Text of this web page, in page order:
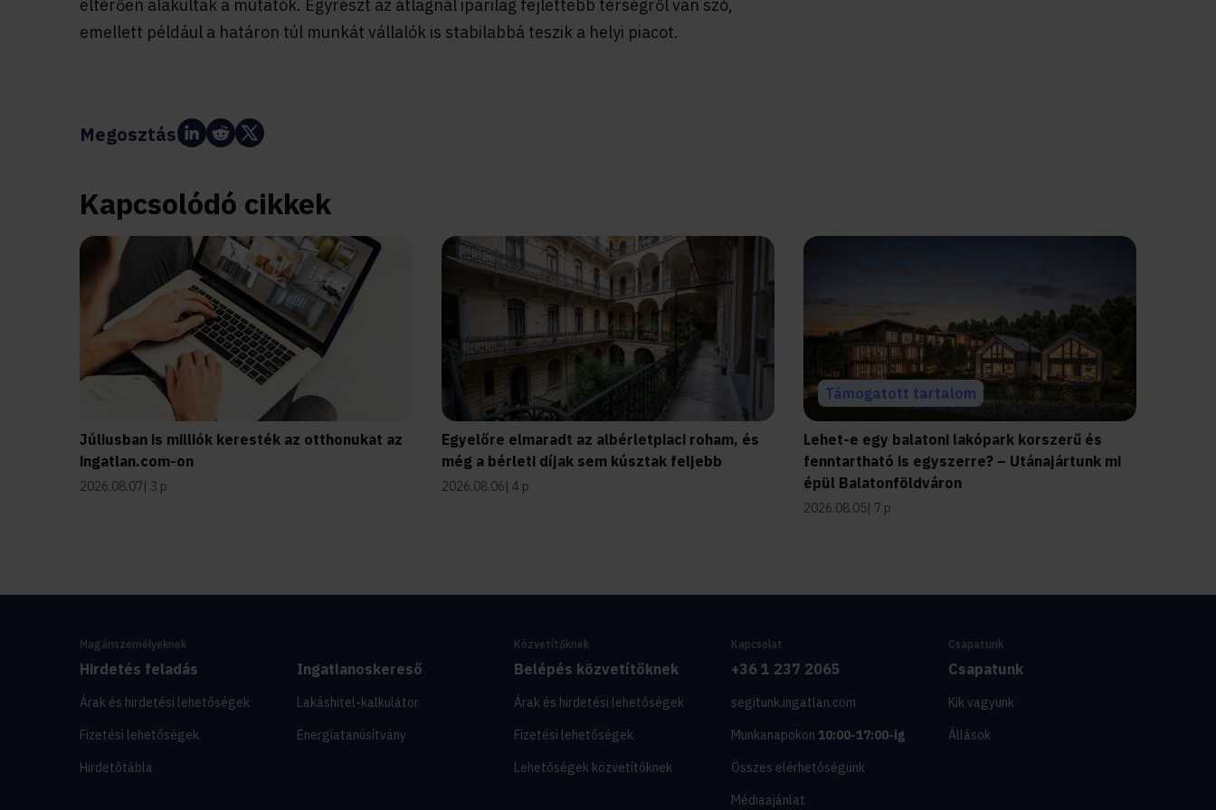
eltérően alakultak a mutatók. Egyrészt az átlagnál iparilag fejlettebb térségről van szó,
emellett például a határon túl munkát vállalók is stabilabbá teszik a helyi piacot.
Megosztás:
Kapcsolódó cikkek
Júliusban is milliók keresték az otthonukat az
ingatlan.com-on
2026.08.07 3 p
Egyelőre elmaradt az albérletpiaci roham, és
még a bérleti díjak sem kúsztak feljebb
2026.08.06 4 p
Támogatott tartalom
Lehet-e egy balatoni lakópark korszerű és
fenntartható is egyszerre? – Utánajártunk mi
épül Balatonföldváron
2026.08.05 7 p
Magánszemélyeknek
Hirdetés feladás
Árak és hirdetési lehetőségek
Fizetési lehetőségek
Hirdetőtábla
Ingatlanoskereső
Lakáshitel-kalkulátor
Energiatanúsítvány
Közvetítőknek
Belépés közvetítőknek
Árak és hirdetési lehetőségek
Fizetési lehetőségek
Lehetőségek közvetítőknek
Kapcsolat
+36 1 237 2065
segitunk.ingatlan.com
Munkanapokon 10:00-17:00-ig
Összes elérhetőségünk
Médiaajánlat
Csapatunk
Csapatunk
Kik vagyunk
Állások